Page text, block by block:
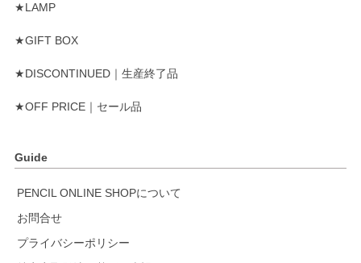
★LAMP
★GIFT BOX
★DISCONTINUED｜生産終了品
★OFF PRICE｜セール品
Guide
PENCIL ONLINE SHOPについて
お問合せ
プライバシーポリシー